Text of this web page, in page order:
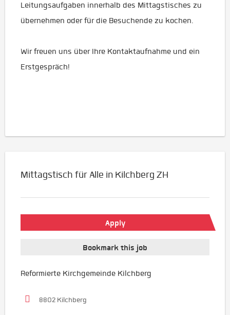
Leitungsaufgaben innerhalb des Mittagstisches zu
übernehmen oder für die Besuchende zu kochen.
Wir freuen uns über Ihre Kontaktaufnahme und ein
Erstgespräch!
Mittagstisch für Alle in Kilchberg ZH
Apply
Bookmark this job
Reformierte Kirchgemeinde Kilchberg
8802 Kilchberg